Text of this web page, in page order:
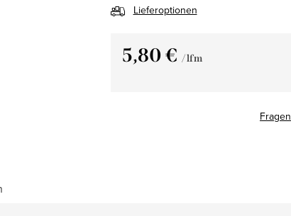
Lieferoptionen
5,80 € / lfm
Fragen